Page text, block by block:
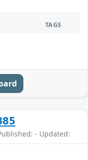
TAGS
- Updated: